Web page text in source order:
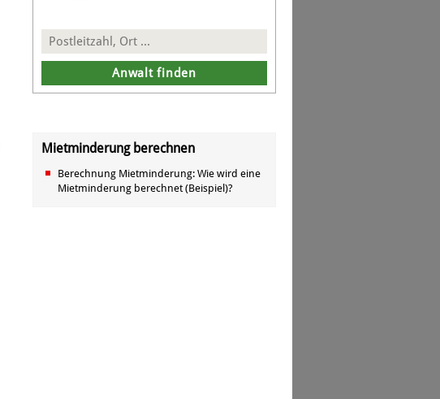
Mietminderung berechnen
Berechnung Mietminderung: Wie wird eine
Mietminderung berechnet (Beispiel)?